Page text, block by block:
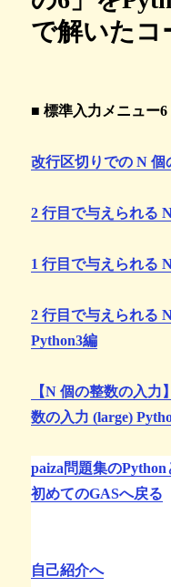
で解いたコ
■ 標準入力メニュー6
改行区切りでの N 個
2 行目で与えられる
1 行目で与えられる
2 行目で与えられる
Python3編
【N 個の整数の入
数の入力 (large)
paiza問題集の
初めてのGASへ戻る
自己紹介へ